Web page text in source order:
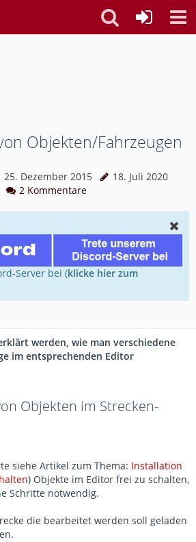
Objekten/Fahrzeugen
25. Dezember 2015
18. Juli 2020
2 Kommentare
Server bei (klicke hier zum
werden, wie man verschiedene
im entsprechenden Editor
Objekten im Strecken-
siehe Artikel zum Thema: Installation
) Objekte im Editor frei zu schalten,
Schritte notwendig.
die bearbeitet werden soll geladen